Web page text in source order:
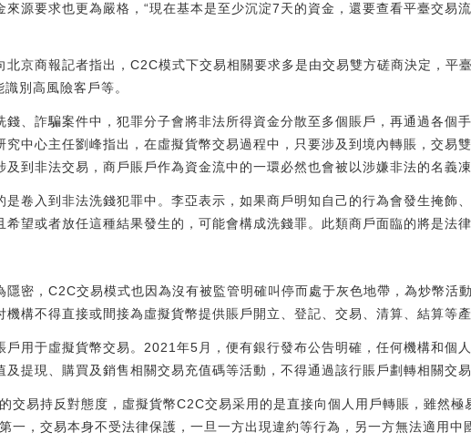
源要求也更為嚴格，“現在基本是至少沉淀7天的資金，還要查看平臺交易
京商報記者指出，C2C模式下交易相關要求多是由交易雙方磋商決定，平
別高風險客戶等。
、詐騙案件中，犯罪分子會將非法所得資金分散至多個賬戶，再通過各個手
中心主任劉峰指出，在虛擬貨幣交易過程中，只要涉及到境內轉賬，交易
到非法交易，商戶賬戶作為資金流中的一環必然也會被以涉嫌非法的名義凍
卷入到非法洗錢犯罪中。李亞表示，如果商戶明知自己的行為會發生掩飾
望或者放任這種結果發生的，可能會構成洗錢罪。此類商戶面臨的將是法律
隱密，C2C交易模式也因為沒有被監管明確叫停而處于灰色地帶，為炒幣活
構不得直接或間接為虛擬貨幣提供賬戶開立、登記、交易、清算、結算等產
戶用于虛擬貨幣交易。2021年5月，便有銀行發布公告明確，任何機構和個
提現、購買及銷售相關交易充值碼等活動，不得通過該行賬戶劃轉相關交易
交易持反對態度，虛擬貨幣C2C交易采用的是直接向個人用戶轉賬，雖然極
一，交易本身不受法律保護，一旦一方出現違約等行為，另一方無法適用中